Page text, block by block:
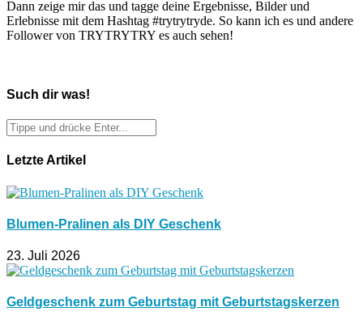
Dann zeige mir das und tagge deine Ergebnisse, Bilder und
Erlebnisse mit dem Hashtag #trytrytryde. So kann ich es und andere
Follower von TRYTRYTRY es auch sehen!
Such dir was!
Letzte Artikel
Blumen-Pralinen als DIY Geschenk
23. Juli 2026
Geldgeschenk zum Geburtstag mit Geburtstagskerzen